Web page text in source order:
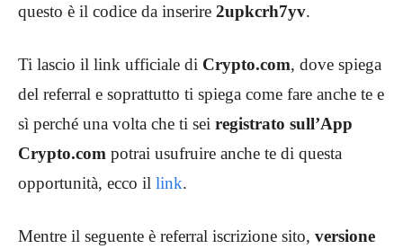
questo è il codice da inserire 2upkcrh7yv.
Ti lascio il link ufficiale di Crypto.com, dove spiega
del referral e soprattutto ti spiega come fare anche te e
sì perché una volta che ti sei registrato sull’App
Crypto.com potrai usufruire anche te di questa
opportunità, ecco il link.
Mentre il seguente è referral iscrizione sito, versione